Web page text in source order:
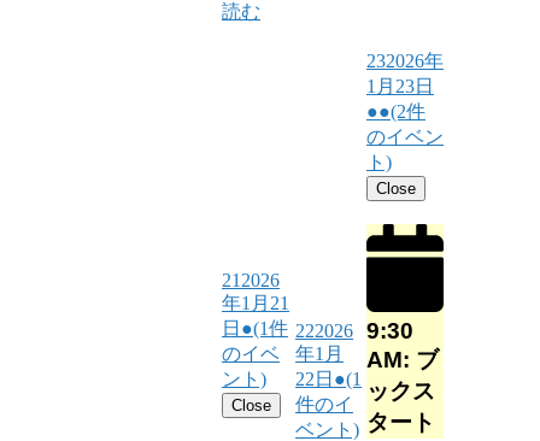
読む
21 2026
年1月21
日 ●(1件
のイベ
ント)
Close
222026
年1月
22日 ●(1
件のイ
ベント)
232026年
1月23日
●●(2件
のイベン
ト)
Close
9:30
AM: ブ
ックス
タート